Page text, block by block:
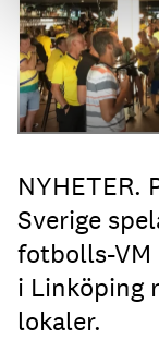
NYHETER.
Sverige
fotbolls-VM
i Linköping
lokaler.